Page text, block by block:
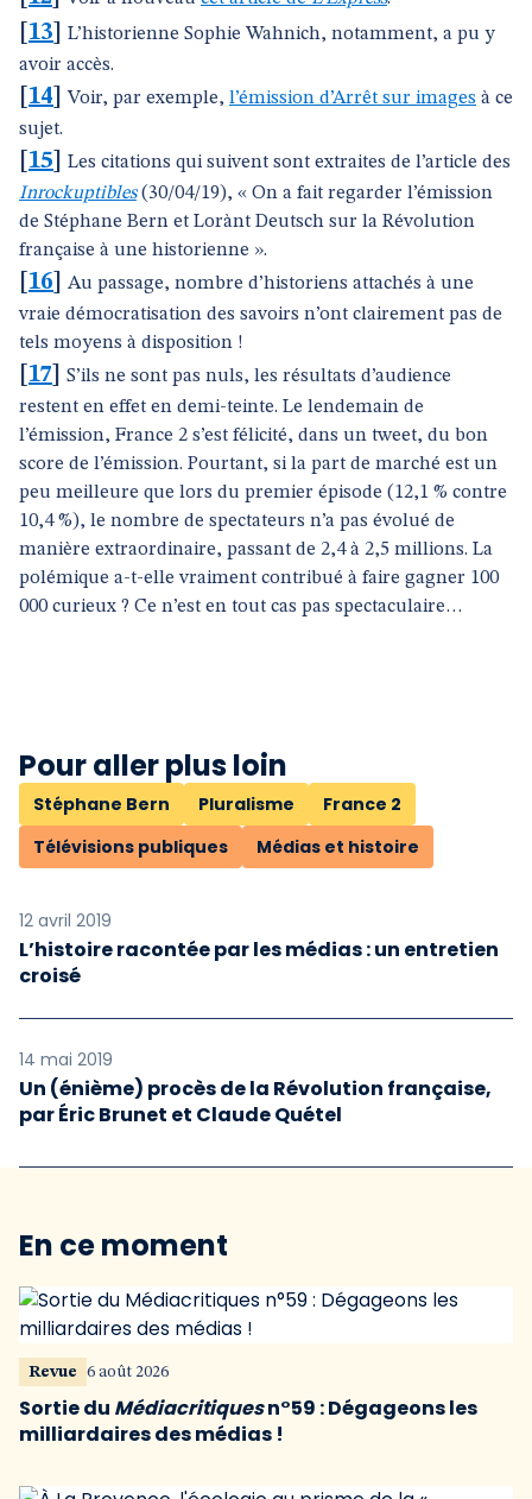
13
L’historienne Sophie Wahnich, notamment, a pu y
avoir accès.
14 ]Voir, par exemple, l’émission d’Arrêt sur images à ce
sujet.
15
Les citations qui suivent sont extraites de l’article des
Inrockuptibles(30/04/19), « On a fait regarder l’émission
de Stéphane Bern et Lorànt Deutsch sur la Révolution
française à une historienne ».
16
Au passage, nombre d’historiens attachés à une
vraie démocratisation des savoirs n’ont clairement pas de
tels moyens à disposition !
17
S’ils ne sont pas nuls, les résultats d’audience
restent en effet en demi-teinte. Le lendemain de
l’émission, France 2 s’est félicité, dans un tweet, du bon
score de l’émission. Pourtant, si la part de marché est un
peu meilleure que lors du premier épisode (12,1 % contre
10,4 %), le nombre de spectateurs n’a pas évolué de
manière extraordinaire, passant de 2,4 à 2,5 millions. La
polémique a-t-elle vraiment contribué à faire gagner 100
000 curieux ? Ce n’est en tout cas pas spectaculaire…
Pour aller plus loin
Stéphane Bern Pluralisme
France 2
Télévisions publiques
Médias et histoire
12 avril 2019
L’histoire racontée par les médias : un entretien
croisé
14 mai 2019
Un (énième) procès de la Révolution française,
par Éric Brunet et Claude Quétel
En ce moment
Revue 6 août 2026
Sortie du Médiacritiquesn°59 : Dégageons les
milliardaires des médias !